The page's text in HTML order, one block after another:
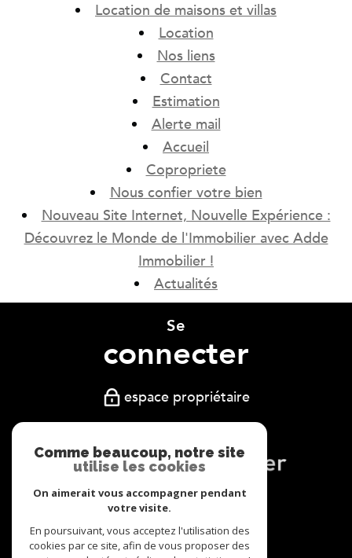
Location de maisons et villas
Location
Nos liens
Contact
Estimation
Alerte mail
Accueil
Copropriete
Nous confier votre bien
Nouveau Site Internet, Nouvelle Expérience :
Découvrez le Monde de l'Immobilier avec Adde
Immobilier !
Actualités
Se
connecter
espace propriétaire
Nous
adhérons
Comme beaucoup, notre site
utilise les cookies
On aimerait vous accompagner pendant
votre visite.
En poursuivant, vous acceptez l'utilisation des
cookies par ce site, afin de vous proposer des